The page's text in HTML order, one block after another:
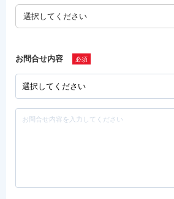
選択してください
お問合せ内容